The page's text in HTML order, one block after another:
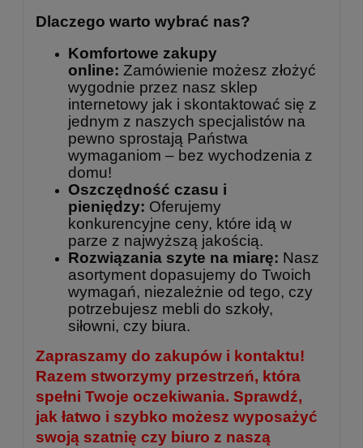
Dlaczego warto wybrać nas?
Komfortowe zakupy
online: Zamówienie możesz złożyć
wygodnie przez nasz sklep
internetowy jak i skontaktować się z
jednym z naszych specjalistów na
pewno sprostają Państwa
wymaganiom – bez wychodzenia z
domu!
Oszczędność czasu i
pieniędzy: Oferujemy
konkurencyjne ceny, które idą w
parze z najwyższą jakością.
Rozwiązania szyte na miarę: Nasz
asortyment dopasujemy do Twoich
wymagań, niezależnie od tego, czy
potrzebujesz mebli do szkoły,
siłowni, czy biura.
Zapraszamy do zakupów i kontaktu!
Razem stworzymy przestrzeń, która
spełni Twoje oczekiwania. Sprawdź,
jak łatwo i szybko możesz wyposażyć
swoją szatnię czy biuro z naszą